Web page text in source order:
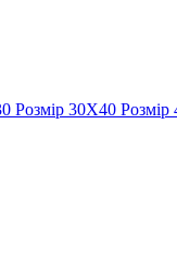
Розмір 30Х40